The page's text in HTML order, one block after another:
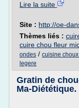
Lire la suite
Site : http://oe-
Thèmes liés :
cuire chou fleur
ondes / cuisine
legere
Gratin de
Ma-Diététique.